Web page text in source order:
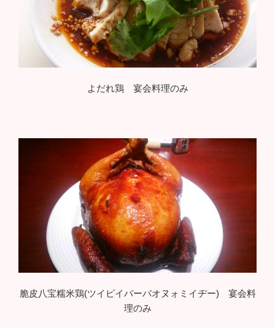
よだれ鶏 宴会料理のみ
脆皮八宝糯米鶏(ツイピイバーバオヌォミイヂー) 宴会料
理のみ